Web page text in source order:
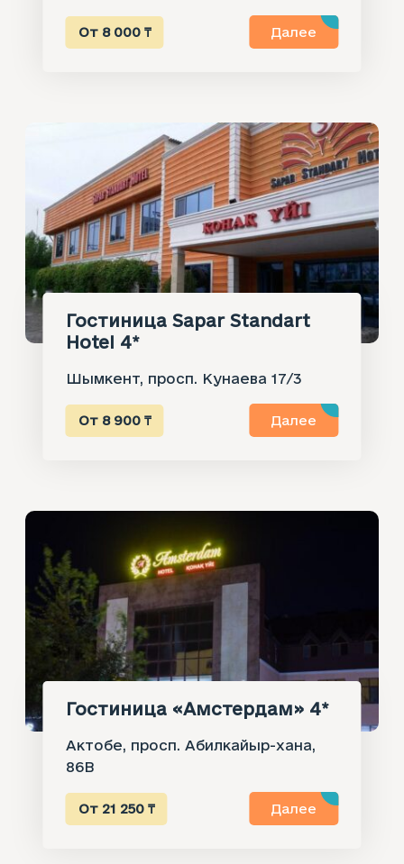
От 8 000 ₸ Далее
Гостиница Sapar Standart
Hotel 4*
Шымкент, просп. Кунаева 17/3
От 8 900 ₸ Далее
Гостиница «Амстердам» 4*
Актобе, просп. Абилкайыр-хана,
86В
От 21 250 ₸ Далее